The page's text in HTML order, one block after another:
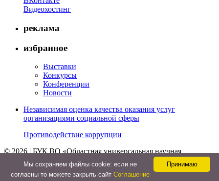
Видеохостинг
реклама
избранное
Выставки
Конкурсы
Конференции
Новости
Независимая оценка качества оказания услуг
организациями социальной сферы
Противодействие коррупции
© 2026 | БУК ВО «Областная универсальная научная
библиотека»
Принимаю
Мы cохраняем файлы cookie: если не
согласны то можете закрыть сайт Соглашение